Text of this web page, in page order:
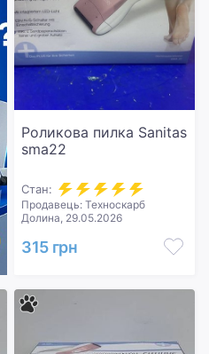
Роликова пилка Sanitas
sma22
Стан:
Продавець: Техноскарб
Долина, 29.05.2026
315 грн